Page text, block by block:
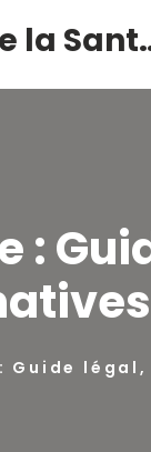
Karting
:
Guide